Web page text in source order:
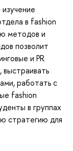
в fashion
методов и
позволит
и PR
выстраивать
работать с
fashion
в группах
стратегию для